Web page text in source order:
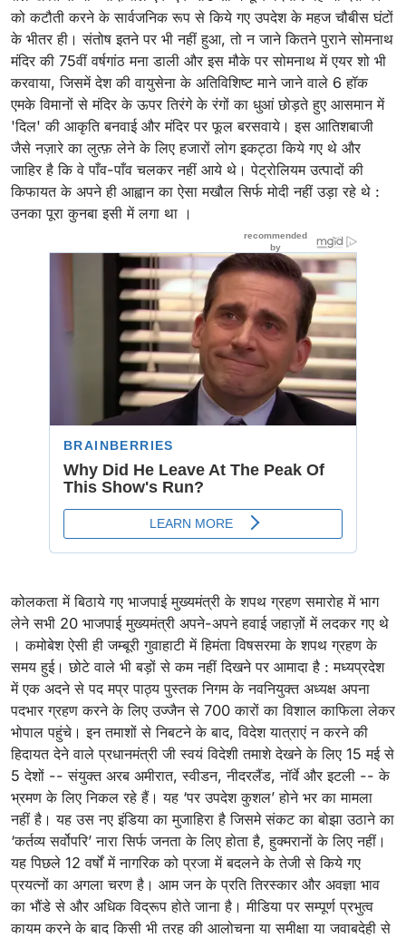
को कटौती करने के सार्वजनिक रूप से किये गए उपदेश के महज चौबीस घंटों
के भीतर ही। संतोष इतने पर भी नहीं हुआ, तो न जाने कितने पुराने सोमनाथ
मंदिर की 75वीं वर्षगांठ मना डाली और इस मौके पर सोमनाथ में एयर शो भी
करवाया, जिसमें देश की वायुसेना के अतिविशिष्ट माने जाने वाले 6 हॉक
एमके विमानों से मंदिर के ऊपर तिरंगे के रंगों का धुआं छोड़ते हुए आसमान में
'दिल' की आकृति बनवाई और मंदिर पर फूल बरसवाये। इस आतिशबाजी
जैसे नज़ारे का लुत्फ़ लेने के लिए हजारों लोग इकट्ठा किये गए थे और
जाहिर है कि वे पाँव-पाँव चलकर नहीं आये थे। पेट्रोलियम उत्पादों की
किफायत के अपने ही आह्वान का ऐसा मखौल सिर्फ मोदी नहीं उड़ा रहे थे :
उनका पूरा कुनबा इसी में लगा था ।
कोलकता में बिठाये गए भाजपाई मुख्यमंत्री के शपथ ग्रहण समारोह में भाग
लेने सभी 20 भाजपाई मुख्यमंत्री अपने-अपने हवाई जहाज़ों में लदकर गए थे
। कमोबेश ऐसी ही जम्बूरी गुवाहाटी में हिमंता विषसरमा के शपथ ग्रहण के
समय हुई। छोटे वाले भी बड़ों से कम नहीं दिखने पर आमादा है : मध्यप्रदेश
में एक अदने से पद मप्र पाठ्य पुस्तक निगम के नवनियुक्त अध्यक्ष अपना
पदभार ग्रहण करने के लिए उज्जैन से 700 कारों का विशाल काफिला लेकर
भोपाल पहुंचे। इन तमाशों से निबटने के बाद, विदेश यात्राएं न करने की
हिदायत देने वाले प्रधानमंत्री जी स्वयं विदेशी तमाशे देखने के लिए 15 मई से
5 देशों -- संयुक्त अरब अमीरात, स्वीडन, नीदरलैंड, नॉर्वे और इटली -- के
भ्रमण के लिए निकल रहे हैं। यह ‘पर उपदेश कुशल’ होने भर का मामला
नहीं है। यह उस नए इंडिया का मुजाहिरा है जिसमे संकट का बोझा उठाने का
‘कर्तव्य सर्वोपरि’ नारा सिर्फ जनता के लिए होता है, हुक्मरानों के लिए नहीं।
यह पिछले 12 वर्षों में नागरिक को प्रजा में बदलने के तेजी से किये गए
प्रयत्नों का अगला चरण है। आम जन के प्रति तिरस्कार और अवज्ञा भाव
का भौंडे से और अधिक विद्रूप होते जाना है। मीडिया पर सम्पूर्ण प्रभुत्व
कायम करने के बाद किसी भी तरह की आलोचना या समीक्षा या जवाबदेही से